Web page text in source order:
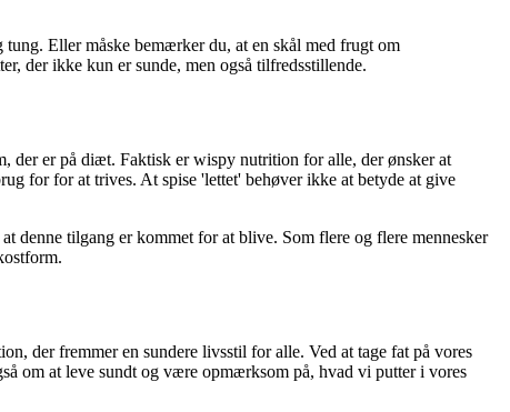
Eller måske bemærker du, at en skål med frugt om
der ikke kun er sunde, men også tilfredsstillende.
der er på diæt. Faktisk er wispy nutrition for alle, der ønsker at
for for at trives. At spise 'lettet' behøver ikke at betyde at give
denne tilgang er kommet for at blive. Som flere og flere mennesker
der fremmer en sundere livsstil for alle. Ved at tage fat på vores
om at leve sundt og være opmærksom på, hvad vi putter i vores